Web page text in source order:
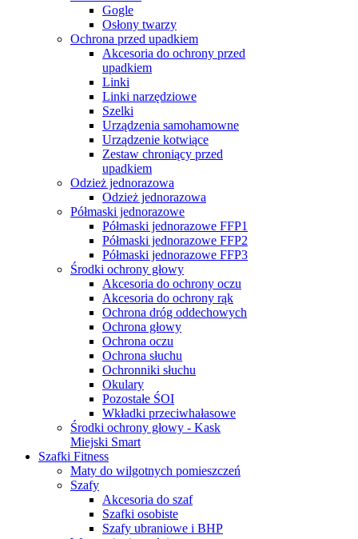
Gogle
Osłony twarzy
Ochrona przed upadkiem
Akcesoria do ochrony przed
upadkiem
Linki
Linki narzędziowe
Szelki
Urządzenia samohamowne
Urządzenie kotwiące
Zestaw chroniący przed
upadkiem
Odzież jednorazowa
Odzież jednorazowa
Półmaski jednorazowe
Półmaski jednorazowe FFP1
Półmaski jednorazowe FFP2
Półmaski jednorazowe FFP3
Środki ochrony głowy
Akcesoria do ochrony oczu
Akcesoria do ochrony rąk
Ochrona dróg oddechowych
Ochrona głowy
Ochrona oczu
Ochrona słuchu
Ochronniki słuchu
Okulary
Pozostałe ŚOI
Wkładki przeciwhałasowe
Środki ochrony głowy - Kask
Miejski Smart
Szafki Fitness
Maty do wilgotnych pomieszczeń
Szafy
Akcesoria do szaf
Szafki osobiste
Szafy ubraniowe i BHP